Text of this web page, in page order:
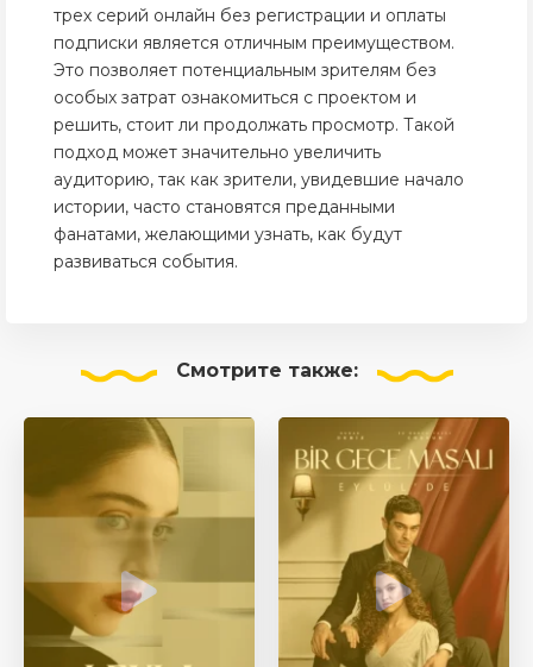
трех серий онлайн без регистрации и оплаты
подписки является отличным преимуществом.
Это позволяет потенциальным зрителям без
особых затрат ознакомиться с проектом и
решить, стоит ли продолжать просмотр. Такой
подход может значительно увеличить
аудиторию, так как зрители, увидевшие начало
истории, часто становятся преданными
фанатами, желающими узнать, как будут
развиваться события.
Смотрите также: